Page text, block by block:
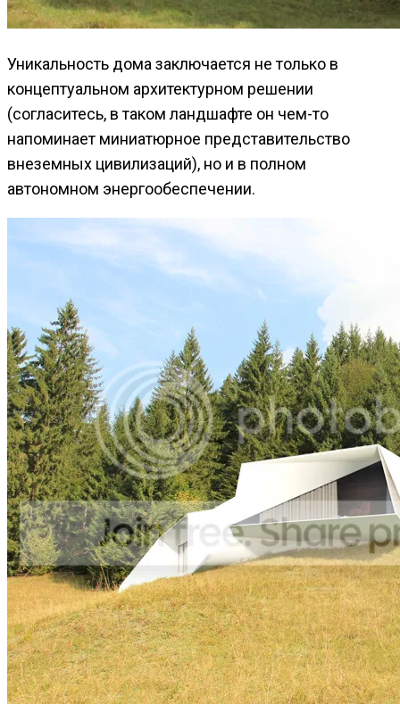
Уникальность дома заключается не только в
концептуальном архитектурном решении
(согласитесь, в таком ландшафте он чем-то
напоминает миниатюрное представительство
внеземных цивилизаций), но и в полном
автономном энергообеспечении.